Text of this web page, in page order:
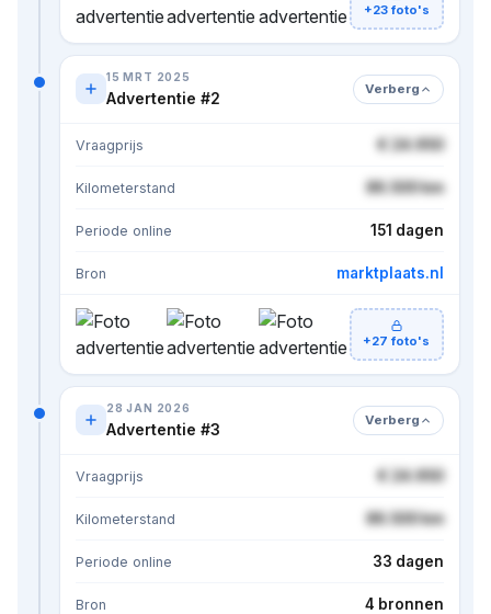
+23 foto's
15 MRT 2025
Advertentie #2 Verberg
Vraagprijs € 24.950
Kilometerstand 86.500 km
Periode online 151 dagen
Bron marktplaats.nl
+27 foto's
28 JAN 2026
Advertentie #3 Verberg
Vraagprijs € 24.950
Kilometerstand 86.500 km
Periode online 33 dagen
Bron 4 bronnen